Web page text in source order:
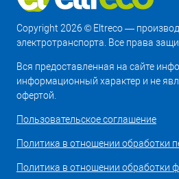
Copyright 2026 © Eltreco —
электротранспорта. Все права
Вся предоставленная на сайте
информационный характер и не
офертой.
Пользовательское соглашение
Политика в отношении обработки
Политика в отношении обработки